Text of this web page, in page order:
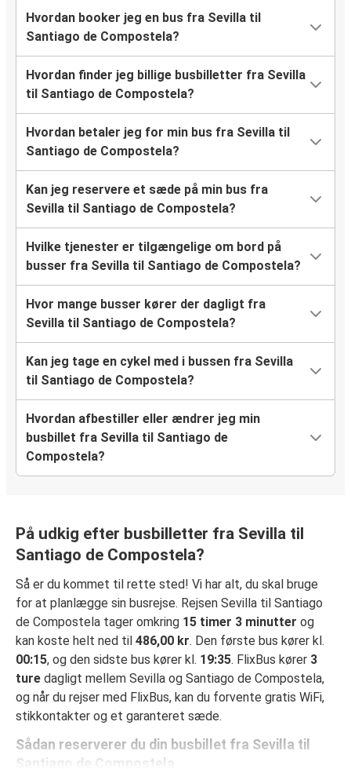
Hvordan booker jeg en bus fra Sevilla til
Santiago de Compostela?
Hvordan finder jeg billige busbilletter fra Sevilla
til Santiago de Compostela?
Hvordan betaler jeg for min bus fra Sevilla til
Santiago de Compostela?
Kan jeg reservere et sæde på min bus fra
Sevilla til Santiago de Compostela?
Hvilke tjenester er tilgængelige om bord på
busser fra Sevilla til Santiago de Compostela?
Hvor mange busser kører der dagligt fra
Sevilla til Santiago de Compostela?
Kan jeg tage en cykel med i bussen fra Sevilla
til Santiago de Compostela?
Hvordan afbestiller eller ændrer jeg min
busbillet fra Sevilla til Santiago de
Compostela?
På udkig efter busbilletter fra Sevilla til
Santiago de Compostela?
Så er du kommet til rette sted! Vi har alt, du skal bruge
for at planlægge sin busrejse. Rejsen Sevilla til Santiago
de Compostela tager omkring 15 timer 3 minutter og
kan koste helt ned til 486,00 kr. Den første bus kører kl.
00:15, og den sidste bus kører kl. 19:35. FlixBus kører 3
ture dagligt mellem Sevilla og Santiago de Compostela,
og når du rejser med FlixBus, kan du forvente gratis WiFi,
stikkontakter og et garanteret sæde.
Sådan reserverer du din busbillet fra Sevilla til
Santiago de Compostela